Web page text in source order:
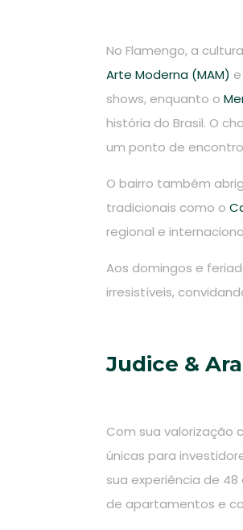
No Flamengo, a
Arte Moderna (MAM)
shows, enquanto o
história do Brasil. O
um ponto de
O bairro também
tradicionais como o
regional e
Aos domingos e
irresistíveis,
Judice &
Com sua valorização
únicas para
sua experiência de
de apartamentos e